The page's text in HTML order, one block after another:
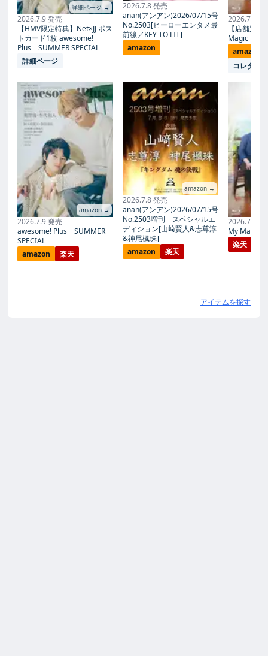
詳細ページ →
2026.7.9 発売
【HMV限定特典】Net×JJ ポス
トカード1枚 awesome!
Plus SUMMER SPECIAL
詳細ページ
amazon →
2026.7.9 発売
awesome! Plus SUMMER
SPECIAL
amazon
楽天
2026.7.8 発売
anan(アンアン)2026/07/15号
No.2503[ヒーローエンタメ最
前線／KEY TO LIT]
amazon
amazon →
2026.7.8 発売
anan(アンアン)2026/07/15号
No.2503増刊 スペシャルエ
ディション[山﨑賢人&志尊淳
&神尾楓珠]
amazon
楽天
2026.7.27
【店舗別
Magic
amazon
コレタメ
2026.7.27
My Magic
楽天
アイテムを探す